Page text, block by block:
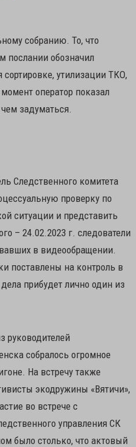
собранию. То, что
послании обозначил
сортировке, утилизации ТКО,
оператор показал
задуматься.
Следственного комитета
проверку по
ситуации и представить
– 24.02.2023 г. следователи
в видеообращении.
поставлены на контроль в
прибудет лично один из
руководителей
собралось огромное
На встречу также
экодружины «Вятичи»,
во встрече с
управления СК
было столько, что актовый